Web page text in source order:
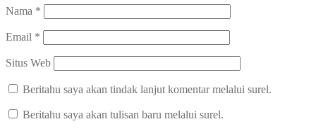
Nama *
Email *
Situs Web
Beritahu saya akan tindak lanjut komentar melalui surel.
Beritahu saya akan tulisan baru melalui surel.